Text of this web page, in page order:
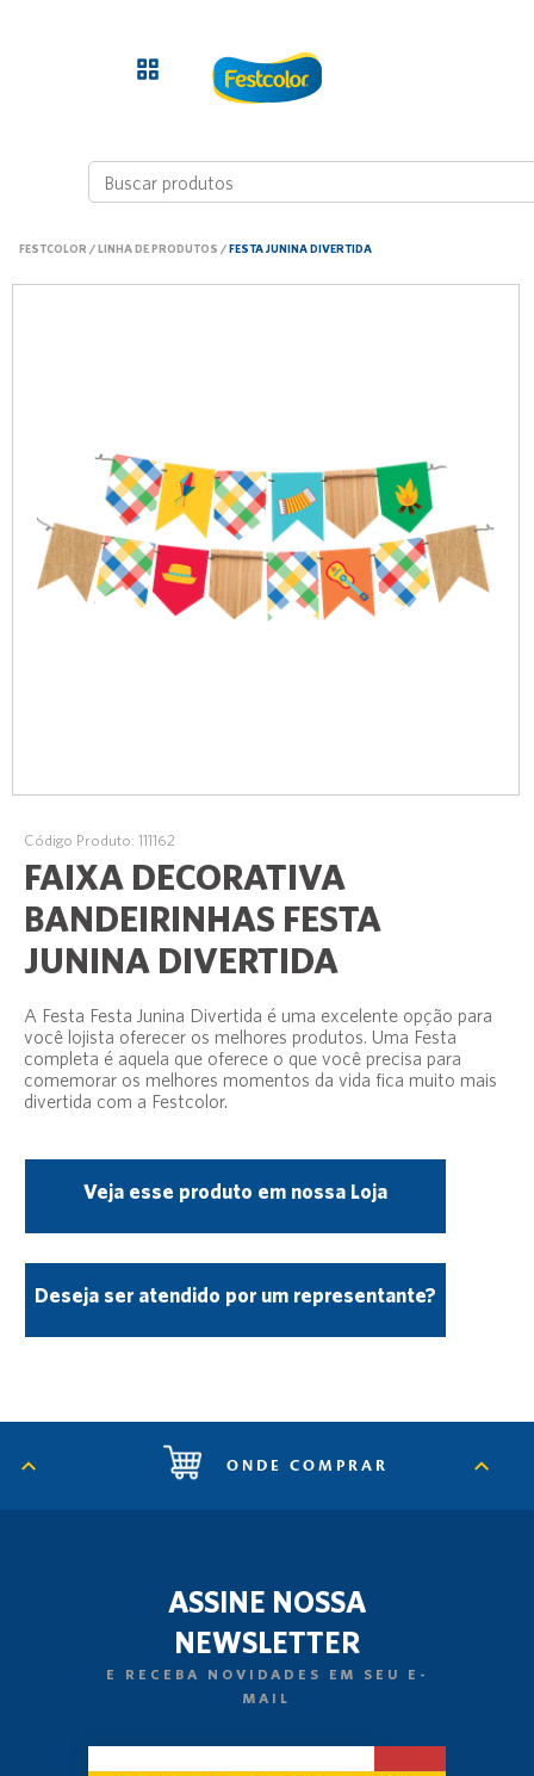
FESTCOLOR /LINHA DE PRODUTOS /FESTA JUNINA DIVERTIDA
Código Produto: 111162
FAIXA DECORATIVA
BANDEIRINHAS FESTA
JUNINA DIVERTIDA
A Festa Festa Junina Divertida é uma excelente opção para
você lojista oferecer os melhores produtos. Uma Festa
completa é aquela que oferece o que você precisa para
comemorar os melhores momentos da vida fica muito mais
divertida com a Festcolor.
Veja esse produto em nossa Loja
Deseja ser atendido por um representante?
ONDE COMPRAR
ASSINE NOSSA
NEWSLETTER
E RECEBA NOVIDADES EM SEU E-
MAIL